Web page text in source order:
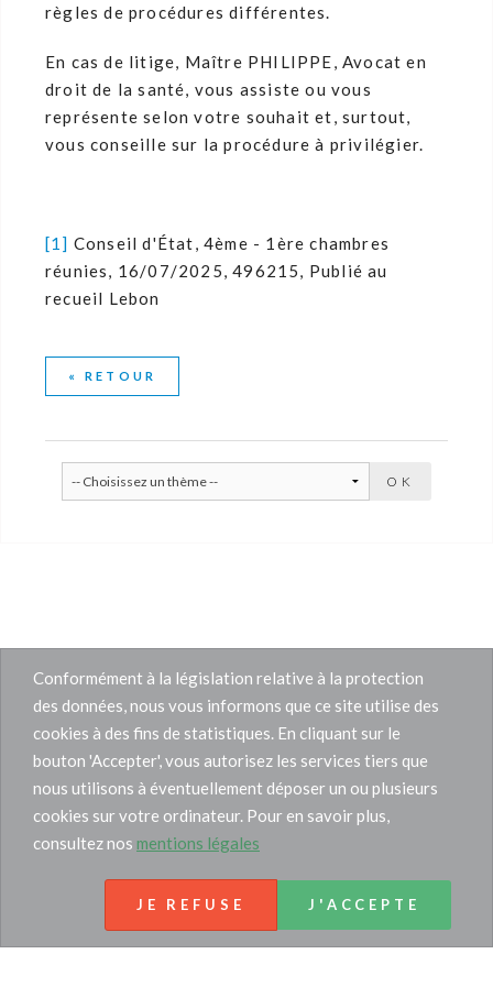
règles de procédures différentes.
En cas de litige, Maître PHILIPPE, Avocat en
droit de la santé, vous assiste ou vous
représente selon votre souhait et, surtout,
vous conseille sur la procédure à privilégier.
[1] Conseil d'État, 4ème - 1ère chambres
réunies, 16/07/2025, 496215, Publié au
recueil Lebon
« RETOUR
Conformément à la législation relative à la protection
des données, nous vous informons que ce site utilise des
cookies à des fins de statistiques. En cliquant sur le
bouton 'Accepter', vous autorisez les services tiers que
nous utilisons à éventuellement déposer un ou plusieurs
cookies sur votre ordinateur. Pour en savoir plus,
consultez nos mentions légales
JE REFUSE J'ACCEPTE